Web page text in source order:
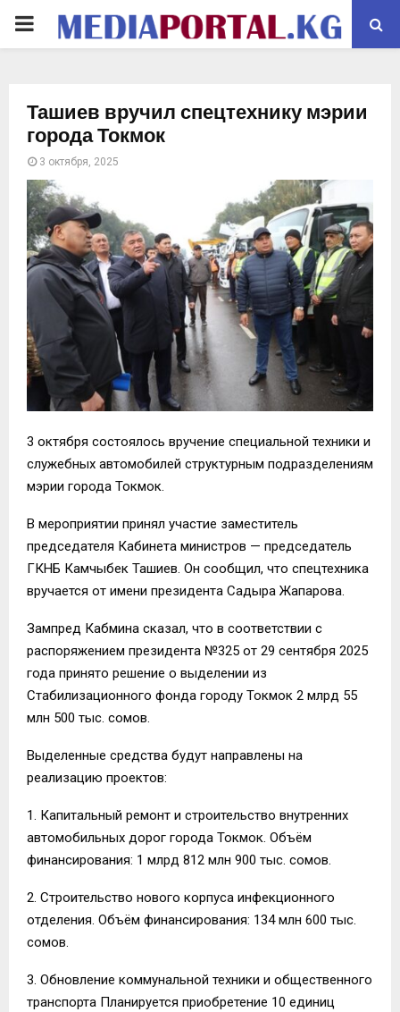
PRIMARY
Ташиев вручил спецтехнику мэрии
города Токмок
3 октября, 2025
3 октября состоялось вручение специальной техники и
служебных автомобилей структурным подразделениям
мэрии города Токмок.
В мероприятии принял участие заместитель
председателя Кабинета министров — председатель
ГКНБ Камчыбек Ташиев. Он сообщил, что спецтехника
вручается от имени президента Садыра Жапарова.
Зампред Кабмина сказал, что в соответствии с
распоряжением президента №325 от 29 сентября 2025
года принято решение о выделении из
Стабилизационного фонда городу Токмок 2 млрд 55
млн 500 тыс. сомов.
Выделенные средства будут направлены на
реализацию проектов:
1. Капитальный ремонт и строительство внутренних
автомобильных дорог города Токмок. Объём
финансирования: 1 млрд 812 млн 900 тыс. сомов.
2. Строительство нового корпуса инфекционного
отделения. Объём финансирования: 134 млн 600 тыс.
сомов.
3. Обновление коммунальной техники и общественного
транспорта Планируется приобретение 10 единиц